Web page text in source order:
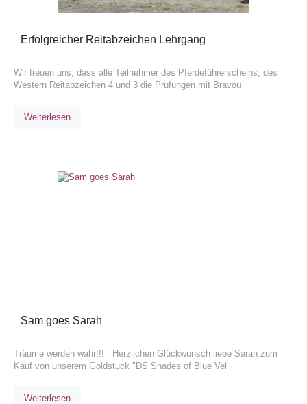
Erfolgreicher Reitabzeichen Lehrgang
Wir freuen uns, dass alle Teilnehmer des Pferdeführerscheins, des
Western Reitabzeichen 4 und 3 die Prüfungen mit Bravou
Weiterlesen
Sam goes Sarah
Träume werden wahr!!! Herzlichen Glückwunsch liebe Sarah zum
Kauf von unserem Goldstück "DS Shades of Blue Vel
Weiterlesen